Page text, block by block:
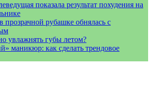
показала результат похудения на
прозрачной рубашке обнялась с
увлажнять губы летом?
маникюр: как сделать трендовое